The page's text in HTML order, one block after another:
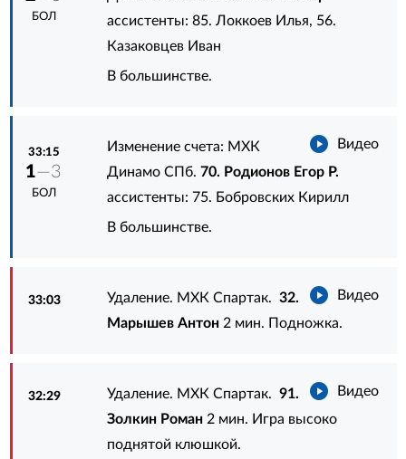
БОЛ
ассистенты:85. Локкоев Илья, 56.
Казаковцев Иван
В большинстве.
33:15
1—3
БОЛ
Видео
Изменение счета: МХК
Динамо СПб.70. Родионов Егор Р.
ассистенты: 75. Бобровских Кирилл
В большинстве.
33:03 Видео
Удаление. МХК Спартак.32.
Марышев Антон 2 мин. Подножка.
32:29 Видео
Удаление. МХК Спартак.91.
Золкин Роман 2 мин. Игра высоко
поднятой клюшкой.